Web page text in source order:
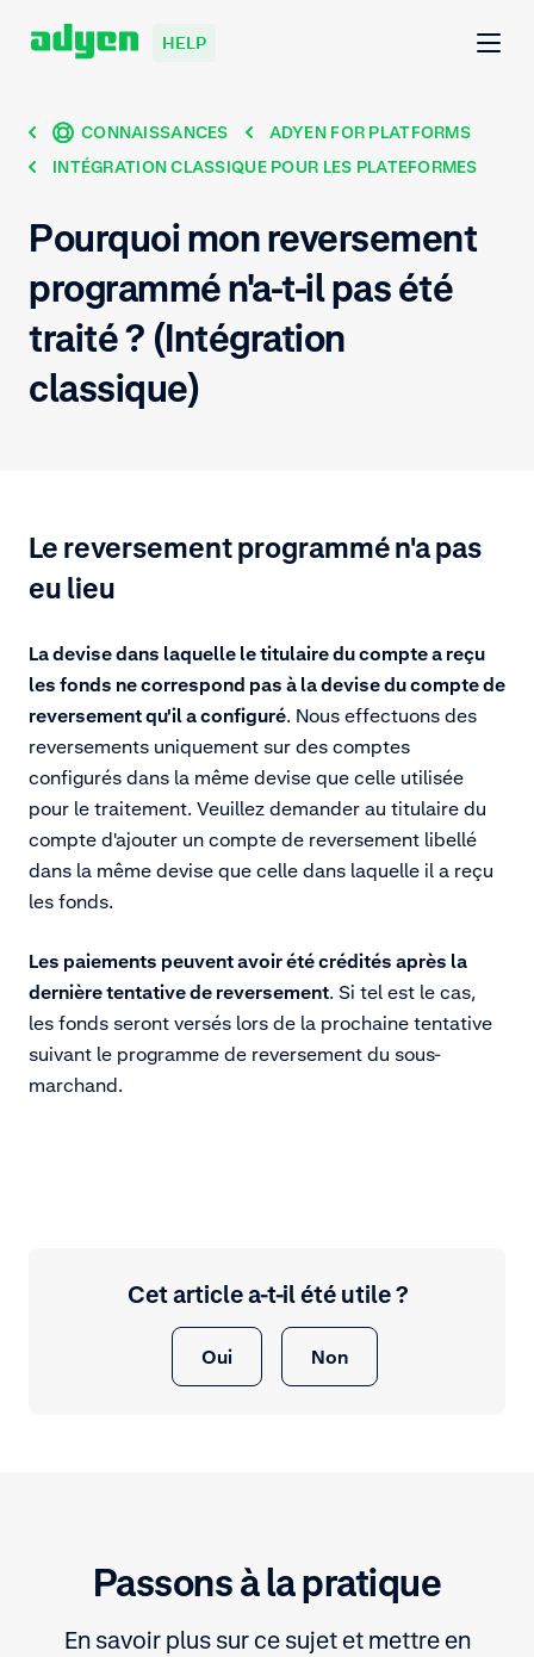
HELP
CONNAISSANCES
ADYEN FOR PLATFORMS
INTÉGRATION CLASSIQUE POUR LES PLATEFORMES
Pourquoi mon reversement
programmé n'a-t-il pas été
traité ? (Intégration
classique)
Le reversement programmé n'a pas
eu lieu
La devise dans laquelle le titulaire du compte a reçu
les fonds ne correspond pas à la devise du compte de
reversement qu'il a configuré. Nous effectuons des
reversements uniquement sur des comptes
configurés dans la même devise que celle utilisée
pour le traitement. Veuillez demander au titulaire du
compte d'ajouter un compte de reversement libellé
dans la même devise que celle dans laquelle il a reçu
les fonds.
Les paiements peuvent avoir été crédités après la
dernière tentative de reversement. Si tel est le cas,
les fonds seront versés lors de la prochaine tentative
suivant le programme de reversement du sous-
marchand.
Cet article a-t-il été utile ?
Oui Non
Passons à la pratique
En savoir plus sur ce sujet et mettre en